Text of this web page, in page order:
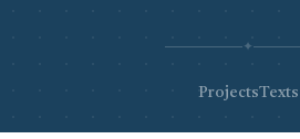
✦
ProjectsTexts